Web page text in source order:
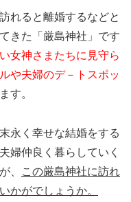
れると離婚するなどと
きた「厳島神社」です
女神さまたちに見守ら
や夫婦のデ－トスポッ
す。
永く幸せな結婚をする
婦仲良く暮らしていく
、
この厳島神社に訪れ
かがでしょうか。